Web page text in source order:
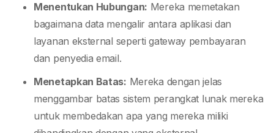
Menentukan Hubungan: Mereka memetakan
bagaimana data mengalir antara aplikasi dan
layanan eksternal seperti gateway pembayaran
dan penyedia email.
Menetapkan Batas: Mereka dengan jelas
menggambar batas sistem perangkat lunak mereka
untuk membedakan apa yang mereka miliki